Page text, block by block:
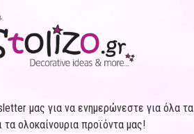
μας για να ενημερώνεστε για όλα τα
τα ολοκαίνουρια προϊόντα μας!